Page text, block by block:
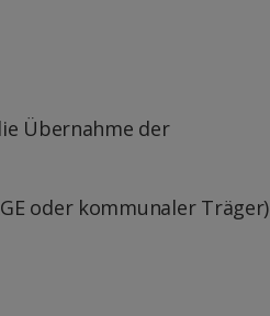
Übernahme der
oder kommunaler Träger)